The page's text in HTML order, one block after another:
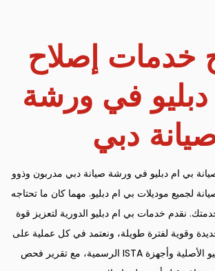
خدمات إصلاح
دبليو في ورشة
صيانة دبي
بي ام دبليو في ورشة صيانة دبي مدربون وذوو
لجميع موديلات بي ام دبليو. مهما كان ما تحتاجه
نقدم خدمات بي ام دبليو الدورية لتعزيز قوة
وقوية لفترة طويلة، ونعتمد في كل عملية على
قطع غيار بي ام دبليو الأصلية وأجهزة ISTA الرسمية، مع تقرير فحص